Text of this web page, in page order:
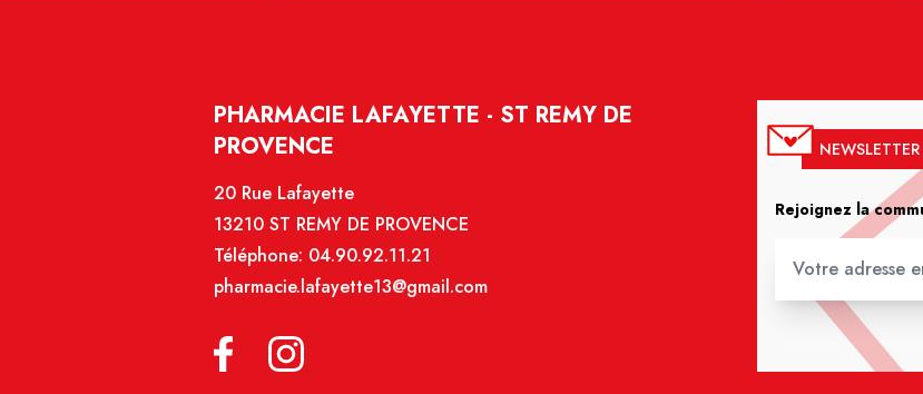
PHARMACIE LAFAYETTE - ST REMY DE
PROVENCE
20 Rue Lafayette
13210 ST REMY DE PROVENCE
Téléphone: 04.90.92.11.21
pharmacie.lafayette13@gmail.com
NEWSLETTER
Rejoignez la